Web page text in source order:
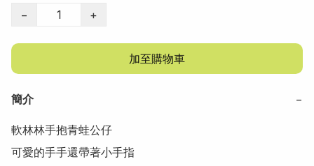
−
+
加至購物車
簡介 −
軟林林手抱青蛙公仔
可愛的手手還帶著小手指